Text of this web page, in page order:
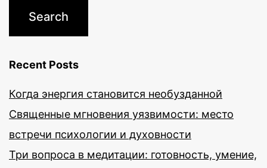
Recent Posts
Когда энергия становится необузданной
Священные мгновения уязвимости: место
встречи психологии и духовности
Три вопроса в медитации: готовность, умение,